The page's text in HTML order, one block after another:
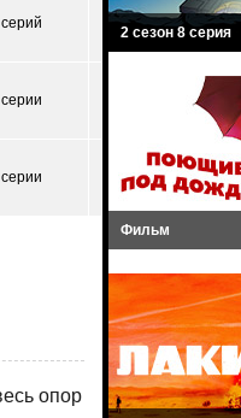
опор
2 сезон 8 серия
Фильм